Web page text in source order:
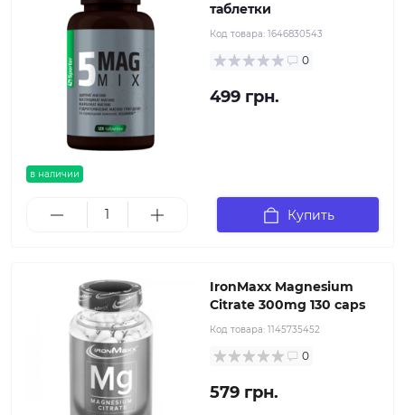
в наличии
таблетки
Код товара: 1646830543
0
499 грн.
Купить
IronMaxx Magnesium
Citrate 300mg 130 caps
Код товара: 1145735452
0
579 грн.